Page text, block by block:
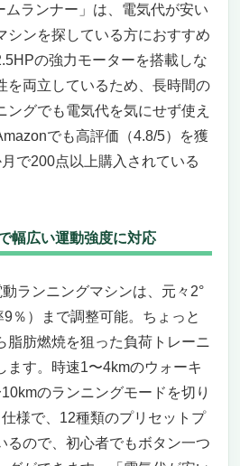
機能プログラムで飽きない運動
ズのある人におすすめ
ウィング）ルームランナー
省スペースランニングマ
が安い省エネ型ランニングマ
る方へ
おしゃれ、それでいて省エネ設
せた多彩な機能と省エネ性能
ランナー」は、電気代が安い
シンを探している方におすすめ
の強力モーターを搭載しな
を両立しているため、長時間の
ングでも電気代を気にせず使え
でも高評価（4.8/5）を獲
で200点以上購入されている
幅広い運動強度に対応
ランニングマシンは、元々2°
％）まで調整可能。ちょっと
脂肪燃焼を狙った負荷トレーニ
ます。時速1〜4kmのウォーキ
のランニングモードを切り
様で、12種類のプリセットプ
るので、初心者でもボタン一つ